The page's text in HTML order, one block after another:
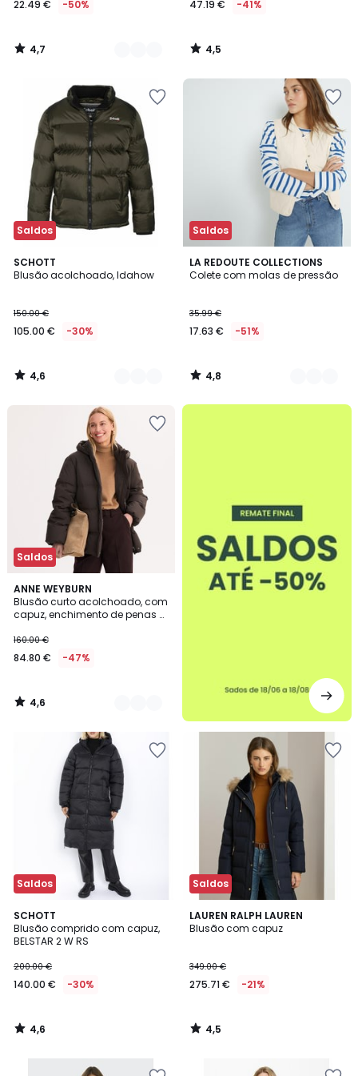
em
de
44.99
desconto
aplicado.
22.49 € -50%
4,7
/
47.19 € -41%
4,5
/
Saldos
SCHOTT
Blusão acolchoado, Idahow
150.00 €
105.00 € -30%
4,6
/ 5
2
Cores
4,6
/
Saldos
LA REDOUTE COLLECTIONS
Colete com molas de pressão
35.99 €
17.63 € -51%
4,8
/ 5
3
Cores
4,8
/
Saldos
ANNE WEYBURN
Blusão curto acolchoado, com
capuz, enchimento de penas e
160.00 €
84.80 € -47%
4,6
/ 5
2
Cores
4,6
/
até
Saldos
SCHOTT
Blusão comprido com capuz,
BELSTAR 2 W RS
200.00 €
140.00 € -30%
4,6
/ 5
4,6
/
Saldos
LAUREN RALPH LAUREN
Blusão com capuz
349.00 €
275.71 € -21%
4,5
/ 5
4,5
/